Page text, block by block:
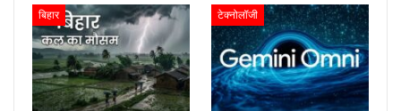
बिहार टेक्नोलॉजी